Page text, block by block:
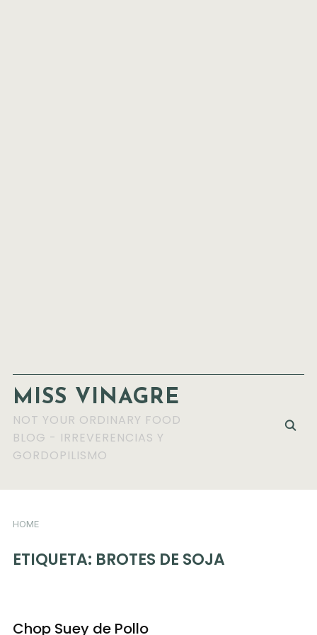
MISS VINAGRE
NOT YOUR ORDINARY FOOD
BLOG - IRREVERENCIAS Y
GORDOPILISMO
HOME
ETIQUETA: BROTES DE SOJA
Chop Suey de Pollo